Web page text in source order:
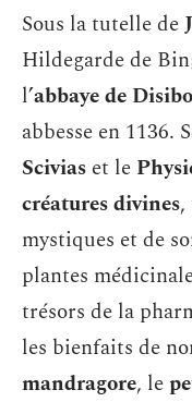
Sous la tutelle de
Hildegarde de
l’abbaye de
abbesse en 1136.
Scivias et le
créatures divines,
mystiques et de
plantes
trésors de la
les bienfaits de
mandragore, le